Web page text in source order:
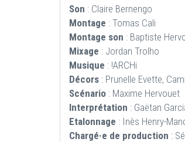
Son : Claire Bernengo
Montage : Tomas Cali
Montage son : Baptiste
Mixage : Jordan Trolho
Musique : !ARCHi
Décors : Prunelle Evette,
Scénario : Maxime Hervouet
Interprétation : Gaëtan
Etalonnage : Inès Henry-
Chargé·e de production :